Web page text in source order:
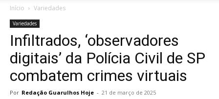
Início Variedades
Variedades
Infiltrados, ‘observadores
digitais’ da Polícia Civil de SP
combatem crimes virtuais
Por Redação Guarulhos Hoje - 21 de março de 2025